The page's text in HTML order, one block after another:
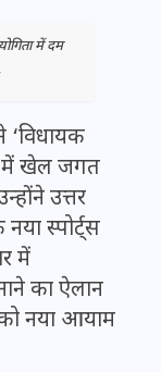
में दम
‘विधायक
में खेल जगत
उत्तर
स्पोर्ट्स
में
का ऐलान
नया आयाम